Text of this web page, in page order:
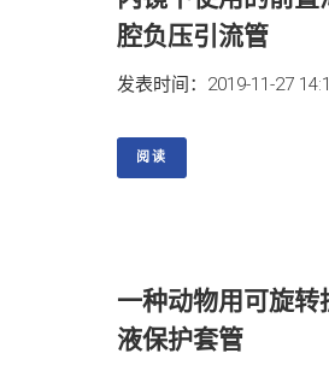
腔负压引流管
发表时间：2019-11-27
阅读
一种动物用可旋转
液保护套管